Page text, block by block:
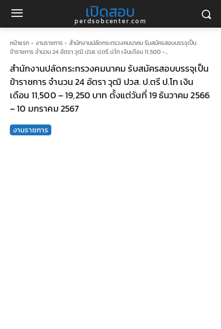
เปิดสอบ
perdsobcenter.com
หน้าแรก งานราชการ
สำนักงานปลัดกระทรวงคมนาคม รับสมัครสอบบรรจุเป็น
ข้าราชการ จำนวน 24 อัตรา วุฒิ ปวส. ป.ตรี ป.โท เงินเดือน 11,500 -...
สำนักงานปลัดกระทรวงคมนาคม รับสมัครสอบบรรจุเป็น
ข้าราชการ จำนวน 24 อัตรา วุฒิ ปวส. ป.ตรี ป.โท เงิน
เดือน 11,500 – 19,250 บาท ตั้งแต่วันที่ 19 ธันวาคม 2566
– 10 มกราคม 2567
งานราชการ